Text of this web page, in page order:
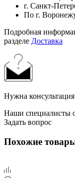
г. Санкт-
По г.
Подробная
разделе Доставка
Нужна
Наши специалисты
Задать вопрос
Похожие